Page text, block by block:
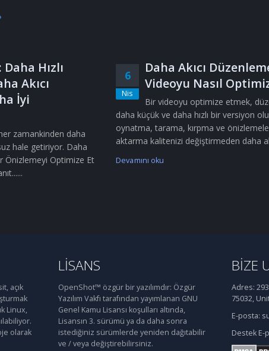
Hızlı
Akıcı
İyi
zamankinden daha
hale getiriyor. Daha
Önizlemeyi Optimize Et
6
Nis
Daha Akıcı
Videoyu Nasıl
Bir videoyu optimize etmek,
daha küçük ve daha hızlı bir versiyon
oynatma, tarama, kırpma ve
aktarma kalitenizi değiştirmeden daha
Devamını oku
açık
Linux,
olarak
LISANS
OpenShot™ özgür bir yazılımdır: Özgür
Yazılım Vakfı tarafından yayımlanan GNU
Genel Kamu Lisansı koşulları altında,
Lisansın 3. sürümü ya da daha sonra
istediğiniz sürümlerde yeniden dağıtabilir
ve / veya değiştirebilirsiniz.
BIZE
Adres:
75032,
E-posta:
Destek E-